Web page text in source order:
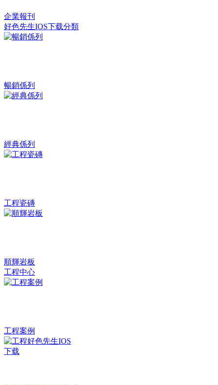
企業報刊
好色先生IOS下载分類
暢銷係列
經典係列
工程瓷磚
順輝岩板
工程中心
工程案例